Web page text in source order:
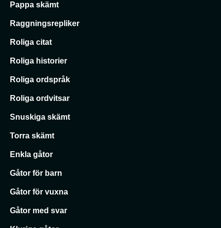
Pappa skämt
Raggningsrepliker
Roliga citat
Roliga historier
Roliga ordspråk
Roliga ordvitsar
Snuskiga skämt
Torra skämt
Enkla gåtor
Gåtor för barn
Gåtor för vuxna
Gåtor med svar